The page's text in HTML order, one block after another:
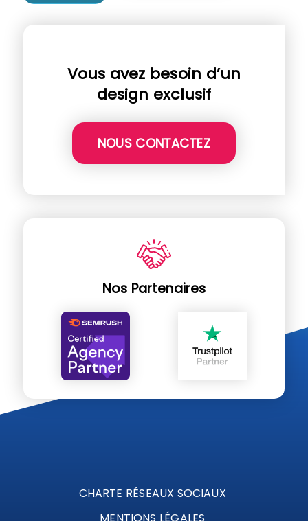
Vous avez besoin d’un
design exclusif
NOUS CONTACTEZ
Nos Partenaires
CHARTE RÉSEAUX SOCIAUX
MENTIONS LÉGALES